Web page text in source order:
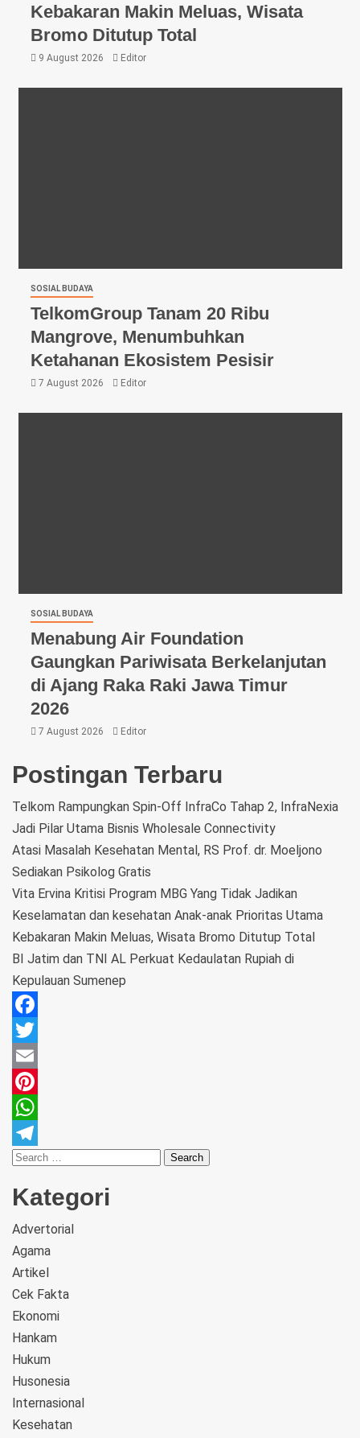
Kebakaran Makin Meluas, Wisata
Bromo Ditutup Total
9 August 2026 Editor
SOSIAL BUDAYA
TelkomGroup Tanam 20 Ribu
Mangrove, Menumbuhkan
Ketahanan Ekosistem Pesisir
7 August 2026 Editor
SOSIAL BUDAYA
Menabung Air Foundation
Gaungkan Pariwisata Berkelanjutan
di Ajang Raka Raki Jawa Timur
2026
7 August 2026 Editor
Postingan Terbaru
Telkom Rampungkan Spin-Off InfraCo Tahap 2, InfraNexia
Jadi Pilar Utama Bisnis Wholesale Connectivity
Atasi Masalah Kesehatan Mental, RS Prof. dr. Moeljono
Sediakan Psikolog Gratis
Vita Ervina Kritisi Program MBG Yang Tidak Jadikan
Keselamatan dan kesehatan Anak-anak Prioritas Utama
Kebakaran Makin Meluas, Wisata Bromo Ditutup Total
BI Jatim dan TNI AL Perkuat Kedaulatan Rupiah di
Kepulauan Sumenep
Facebook
Twitter
Email
Pinterest
WhatsApp
Telegram
Kategori
Advertorial
Agama
Artikel
Cek Fakta
Ekonomi
Hankam
Hukum
Husonesia
Internasional
Kesehatan